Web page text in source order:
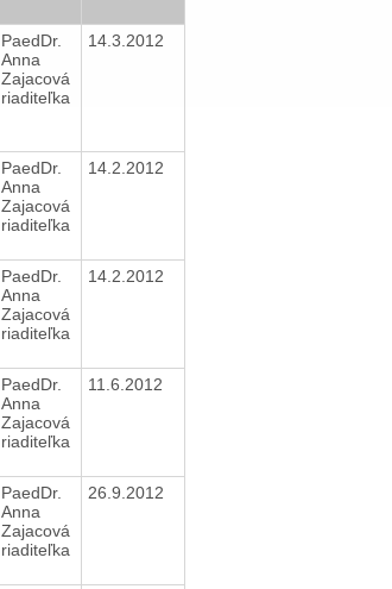
PaedDr.
Anna
Zajacová
riaditeľka
14.3.2012
PaedDr.
Anna
Zajacová
riaditeľka
14.2.2012
PaedDr.
Anna
Zajacová
riaditeľka
14.2.2012
PaedDr.
Anna
Zajacová
riaditeľka
11.6.2012
PaedDr.
Anna
Zajacová
riaditeľka
26.9.2012